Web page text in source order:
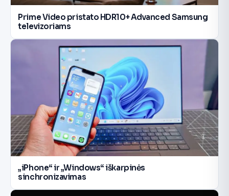
Prime Video pristato HDR10+ Advanced Samsung
televizoriams
„iPhone“ ir „Windows“ iškarpinės
sinchronizavimas